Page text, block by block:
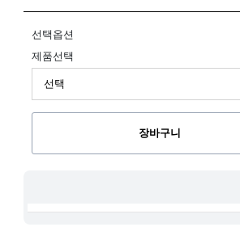
선택옵션
제품선택